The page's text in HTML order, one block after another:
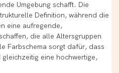
Umgebung schafft. Die
Definition, während die
eine aufregende,
die alle Altersgruppen
Farbschema sorgt dafür, dass
eine hochwertige,